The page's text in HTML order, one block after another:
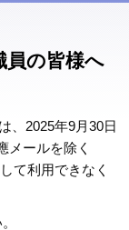
員の皆様へ
、2025年9月30日
メールを除く
て利用できなく